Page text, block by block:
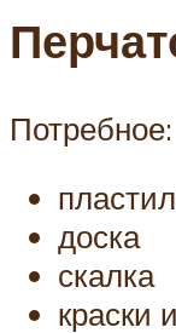
Потребное:
доска
скалка
краски